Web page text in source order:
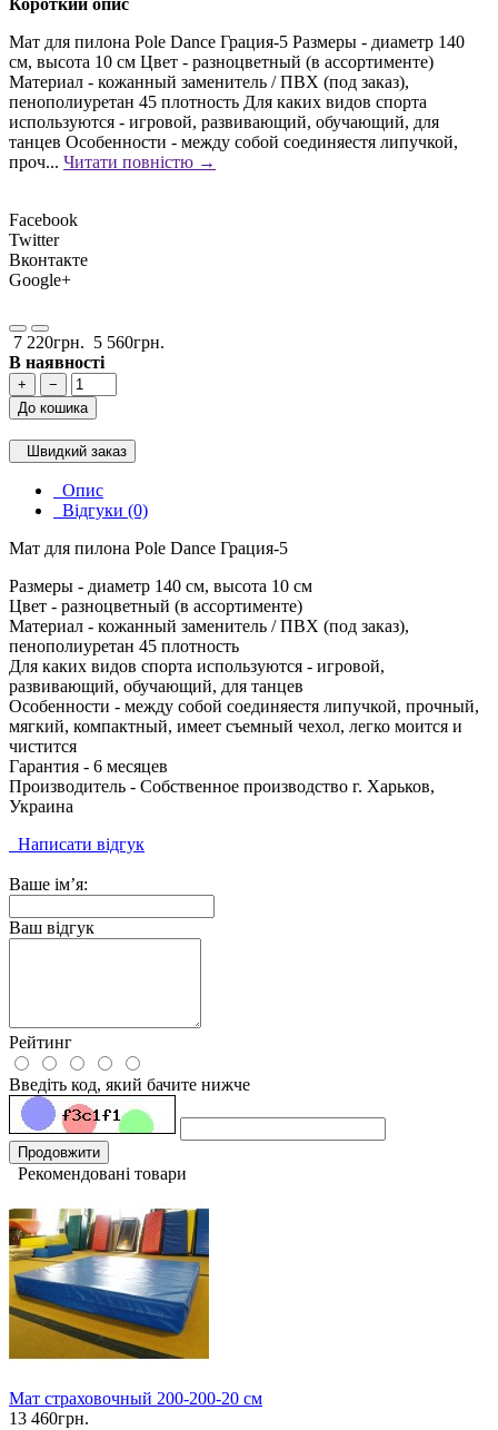
Короткий опис
Мат для пилона Pole Dаnce Грация-5 Размеры - диаметр 140
см, высота 10 см Цвет - разноцветный (в ассортименте)
Материал - кожанный заменитель / ПВХ (под заказ),
пенополиуретан 45 плотность Для каких видов спорта
используются - игровой, развивающий, обучающий, для
танцев Особенности - между собой соединяестя липучкой,
проч... Читати повністю →
Facebook
Twitter
Вконтакте
Google+
7 220грн. 5 560грн.
В наявності
+
−
До кошика
Швидкий заказ
Опис
Відгуки (0)
Мат для пилона Pole Dаnce Грация-5
Размеры - диаметр 140 см, высота 10 см
Цвет - разноцветный (в ассортименте)
Материал - кожанный заменитель / ПВХ (под заказ),
пенополиуретан 45 плотность
Для каких видов спорта используются - игровой,
развивающий, обучающий, для танцев
Особенности - между собой соединяестя липучкой, прочный,
мягкий, компактный, имеет съемный чехол, легко моится и
чистится
Гарантия - 6 месяцев
Производитель - Собственное производство г. Харьков,
Украина
Написати відгук
Ваше ім’я:
Ваш відгук
Рейтинг
Введіть код, який бачите нижче
Продовжити
Рекомендовані товари
Мат страховочный 200-200-20 см
13 460грн.